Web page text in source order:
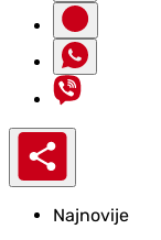
Najnovije